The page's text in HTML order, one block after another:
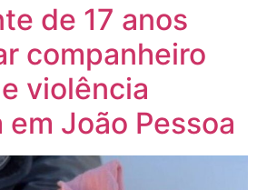
de 17 anos
companheiro
violência
João Pessoa